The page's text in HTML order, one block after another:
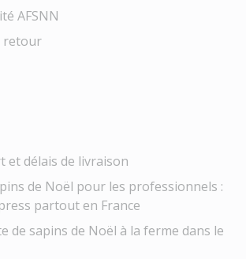
AFSNN
retour
et délais de livraison
de Noël pour les professionnels :
partout en France
de sapins de Noël à la ferme dans le